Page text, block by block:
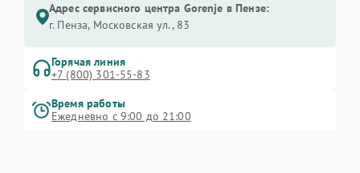
Адрес сервисного центра Gorenje в Пензе:
г. Пенза, Московская ул., 83
Горячая линия
+7 (800) 301-55-83
Время работы
Ежедневно с 9:00 до 21:00